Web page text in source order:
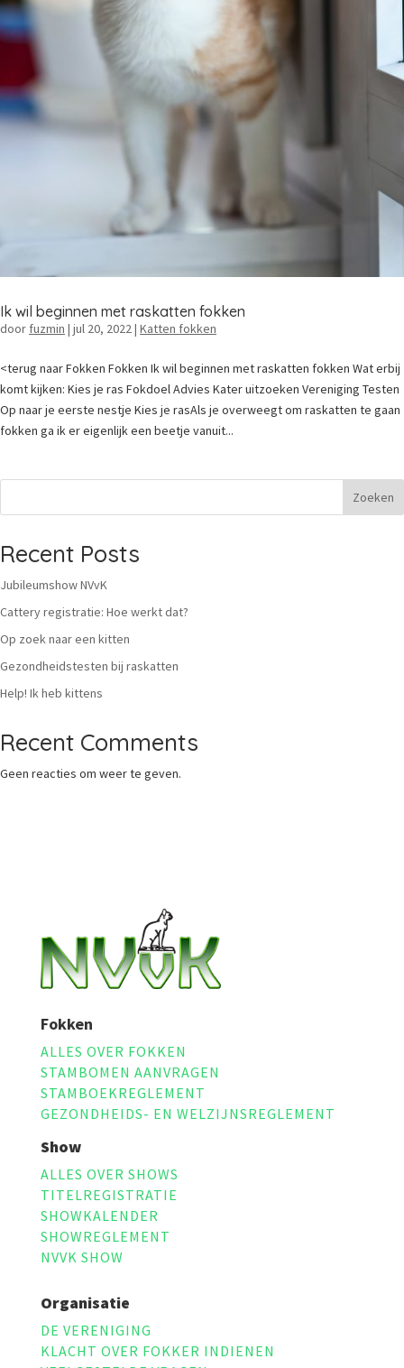
Ik wil beginnen met raskatten fokken
door fuzmin | jul 20, 2022| Katten fokken
<terug naar Fokken Fokken Ik wil beginnen met raskatten fokken Wat erbij
komt kijken: Kies je ras Fokdoel Advies Kater uitzoeken Vereniging Testen
Op naar je eerste nestje Kies je rasAls je overweegt om raskatten te gaan
fokken ga ik er eigenlijk een beetje vanuit...
Zoeken
Recent Posts
Jubileumshow NVvK
Cattery registratie: Hoe werkt dat?
Op zoek naar een kitten
Gezondheidstesten bij raskatten
Help! Ik heb kittens
Recent Comments
Geen reacties om weer te geven.
Fokken
ALLES OVER FOKKEN
STAMBOMEN AANVRAGEN
STAMBOEKREGLEMENT
GEZONDHEIDS- EN WELZIJNSREGLEMENT
Show
ALLES OVER SHOWS
TITELREGISTRATIE
SHOWKALENDER
SHOWREGLEMENT
NVVK SHOW
Organisatie
DE VERENIGING
KLACHT OVER FOKKER INDIENEN